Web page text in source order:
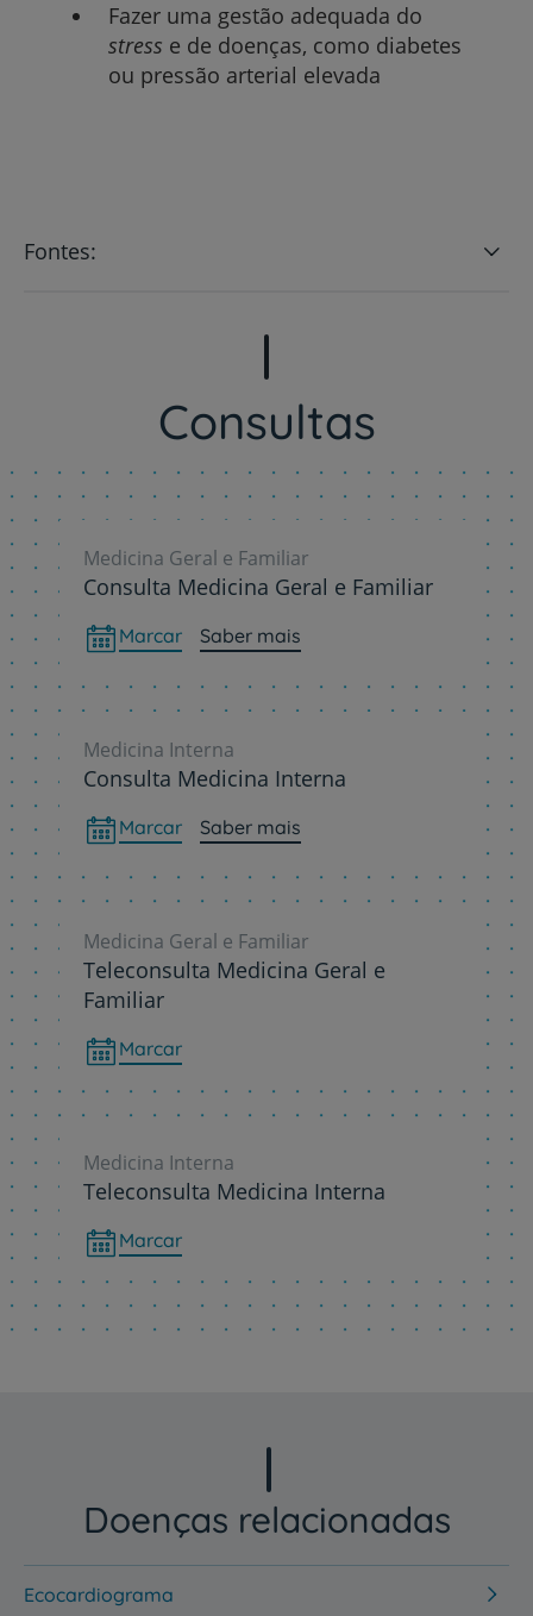
Fazer uma gestão adequada do
stress e de doenças, como diabetes
ou pressão arterial elevada
Fontes:
Consultas
Medicina Geral e Familiar
Consulta Medicina Geral e Familiar
Marcar Saber mais
Medicina Interna
Consulta Medicina Interna
Marcar Saber mais
Medicina Geral e Familiar
Teleconsulta Medicina Geral e
Familiar
Marcar
Medicina Interna
Teleconsulta Medicina Interna
Marcar
Doenças relacionadas
Ecocardiograma